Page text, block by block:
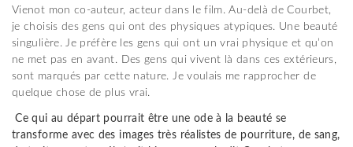
Vienot mon co-auteur, acteur dans le film. Au-delà de Courbet,
je choisis des gens qui ont des physiques atypiques. Une beauté
singulière. Je préfère les gens qui ont un vrai physique et qu’on
ne met pas en avant. Des gens qui vivent là dans ces extérieurs,
sont marqués par cette nature. Je voulais me rapprocher de
quelque chose de plus vrai.
Ce qui au départ pourrait être une ode à la beauté se
transforme avec des images très réalistes de pourriture, de sang,